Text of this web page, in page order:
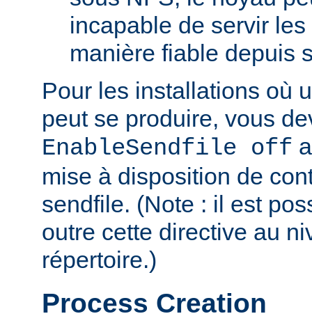
incapable de servir
manière fiable depuis
Pour les installations où
peut se produire, vous
EnableSendfile off
mise à disposition de
sendfile. (Note : il est
outre cette directive au
répertoire.)
Process Creation